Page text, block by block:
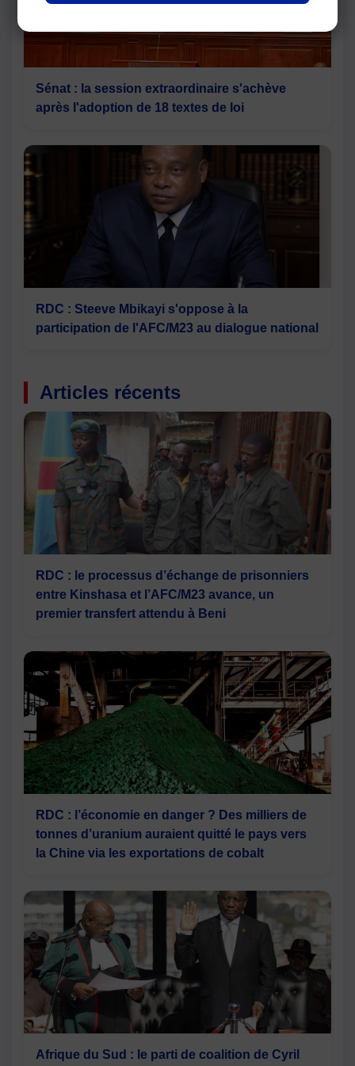
Sénat : la session extraordinaire s'achève
après l'adoption de 18 textes de loi
RDC : Steeve Mbikayi s'oppose à la
participation de l'AFC/M23 au dialogue national
Articles récents
RDC : le processus d’échange de prisonniers
entre Kinshasa et l’AFC/M23 avance, un
premier transfert attendu à Beni
RDC : l’économie en danger ? Des milliers de
tonnes d’uranium auraient quitté le pays vers
la Chine via les exportations de cobalt
Afrique du Sud : le parti de coalition de Cyril